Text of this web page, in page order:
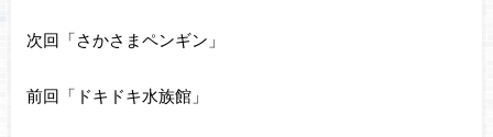
次回「さかさまペンギン」
前回「ドキドキ水族館」